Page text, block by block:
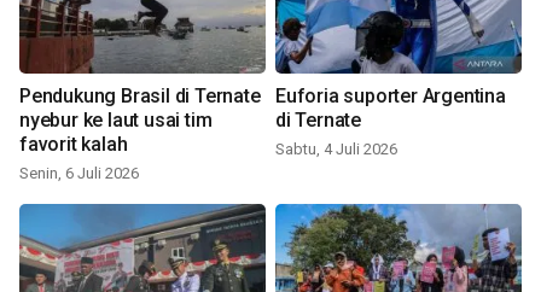
Pendukung Brasil di Ternate
nyebur ke laut usai tim
favorit kalah
Senin, 6 Juli 2026
Euforia suporter Argentina
di Ternate
Sabtu, 4 Juli 2026